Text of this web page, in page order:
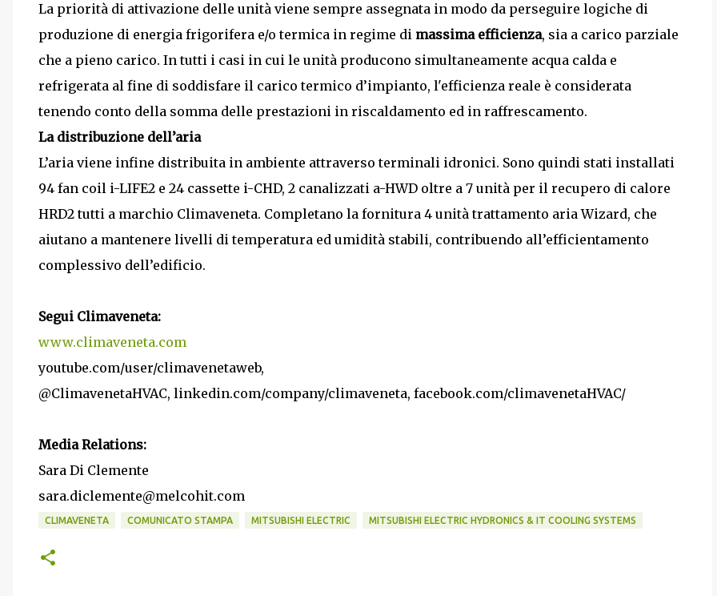
La priorità di attivazione delle unità viene sempre assegnata in modo da perseguire logiche di
produzione di energia frigorifera e/o termica in regime di massima efficienza, sia a carico parziale
che a pieno carico. In tutti i casi in cui le unità producono simultaneamente acqua calda e
refrigerata al fine di soddisfare il carico termico d’impianto, l'efficienza reale è considerata
tenendo conto della somma delle prestazioni in riscaldamento ed in raffrescamento.
La distribuzione dell’aria
L’aria viene infine distribuita in ambiente attraverso terminali idronici. Sono quindi stati installati
94 fan coil i-LIFE2 e 24 cassette i-CHD, 2 canalizzati a-HWD oltre a 7 unità per il recupero di calore
HRD2 tutti a marchio Climaveneta. Completano la fornitura 4 unità trattamento aria Wizard, che
aiutano a mantenere livelli di temperatura ed umidità stabili, contribuendo all’efficientamento
complessivo dell’edificio.
Segui Climaveneta:
www.climaveneta.com
youtube.com/user/climavenetaweb,
@ClimavenetaHVAC, linkedin.com/company/climaveneta, facebook.com/climavenetaHVAC/
Media Relations:
Sara Di Clemente
sara.diclemente@melcohit.com
CLIMAVENETA COMUNICATO STAMPA MITSUBISHI ELECTRIC MITSUBISHI ELECTRIC HYDRONICS & IT COOLING SYSTEMS